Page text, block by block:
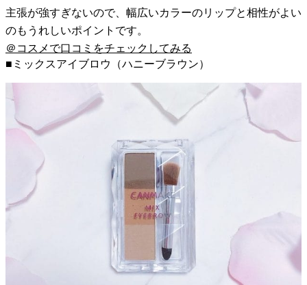
主張が強すぎないので、幅広いカラーのリップと相性がよい
のもうれしいポイントです。
＠コスメで口コミをチェックしてみる
■ミックスアイブロウ（ハニーブラウン）